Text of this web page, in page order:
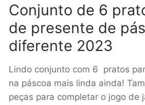
Conjunto de 6
de presente de
diferente 2023
Lindo conjunto com 6 pratos
na páscoa mais linda ainda!
peças para completar o jogo de